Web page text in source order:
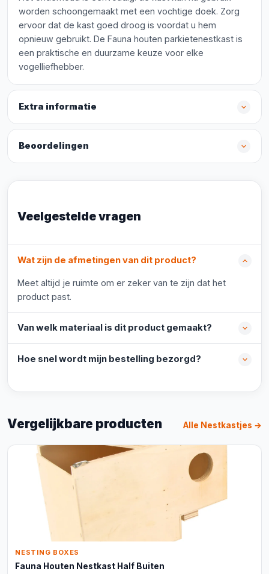
worden schoongemaakt met een vochtige doek. Zorg
ervoor dat de kast goed droog is voordat u hem
opnieuw gebruikt. De Fauna houten parkietenestkast is
een praktische en duurzame keuze voor elke
vogelliefhebber.
Extra informatie
Beoordelingen
Veelgestelde vragen
Wat zijn de afmetingen van dit product?
Meet altijd je ruimte om er zeker van te zijn dat het
product past.
Van welk materiaal is dit product gemaakt?
Hoe snel wordt mijn bestelling bezorgd?
Vergelijkbare producten Alle Nestkastjes →
NESTING BOXES
Fauna Houten Nestkast Half Buiten